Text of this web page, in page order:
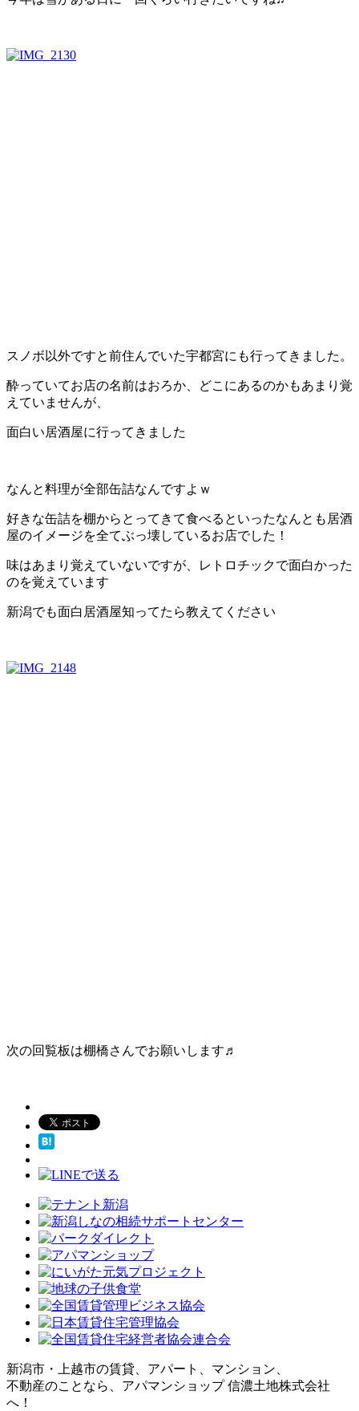
スノボ以外ですと前住んでいた宇都宮にも行ってきました。
酔っていてお店の名前はおろか、どこにあるのかもあまり覚
えていませんが、
面白い居酒屋に行ってきました
なんと料理が全部缶詰なんですよｗ
好きな缶詰を棚からとってきて食べるといったなんとも居酒
屋のイメージを全てぶっ壊しているお店でした！
味はあまり覚えていないですが、レトロチックで面白かった
のを覚えています
新潟でも面白居酒屋知ってたら教えてください
次の回覧板は棚橋さんでお願いします♬
新潟市・上越市の賃貸、アパート、マンション、
不動産のことなら、アパマンショップ 信濃土地株式会社
へ！